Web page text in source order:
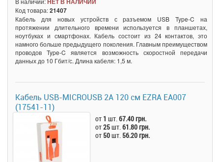
Код товара:21407
Кабель для новых устройств с разъемом USB Type-C на
протяжении длительного времени используется в планшетах,
ноутбуках и смартфонах. Кабель состоит из 24 контактов, это
намного больше предыдущего поколения. Главным преимуществом
проводов Type-C является возможность скоростной передачи
данных до 10 Гбит/с. Длина кабеля: 1,5 м.
Кабель USB-MICROUSB 2A 120 см EZRA EA007
(17541-11)
от 1 шт.67.40 грн.
от25шт.61.80 грн.
от 50шт. 56.20 грн.